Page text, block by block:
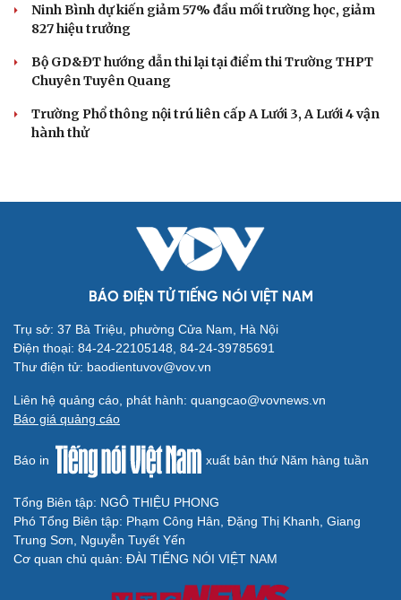
Ninh Bình dự kiến giảm 57% đầu mối trường học, giảm
827 hiệu trưởng
Bộ GD&ĐT hướng dẫn thi lại tại điểm thi Trường THPT
Chuyên Tuyên Quang
Trường Phổ thông nội trú liên cấp A Lưới 3, A Lưới 4 vận
hành thử
BÁO ĐIỆN TỬ TIẾNG NÓI VIỆT NAM
Trụ sở: 37 Bà Triệu, phường Cửa Nam, Hà Nội
Điện thoại: 84-24-22105148, 84-24-39785691
Thư điện tử: baodientuvov@vov.vn
Liên hệ quảng cáo, phát hành: quangcao@vovnews.vn
Báo giá quảng cáo
Báo in xuất bản thứ Năm hàng tuần
Tổng Biên tập: NGÔ THIỆU PHONG
Phó Tổng Biên tập: Phạm Công Hân, Đặng Thị Khanh, Giang
Trung Sơn, Nguyễn Tuyết Yến
Cơ quan chủ quản: ĐÀI TIẾNG NÓI VIỆT NAM